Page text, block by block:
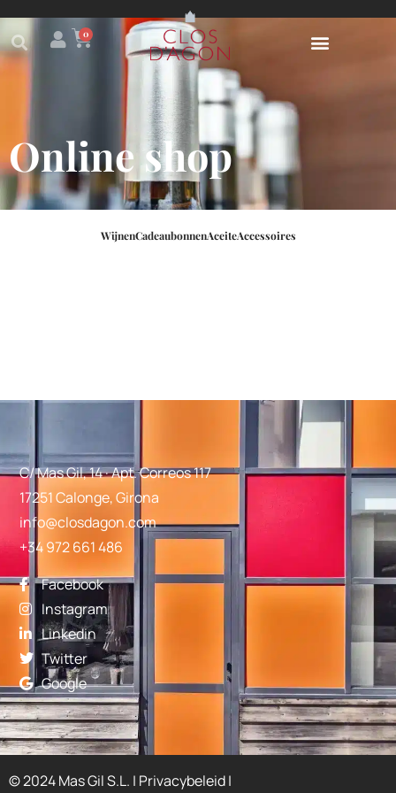
0
Online shop
WijnenCadeaubonnenAceiteAccessoires
C/ Mas Gil, 14 · Apt. Correos 117
17251 Calonge, Girona
info@closdagon.com
+34 972 661 486
Facebook
Instagram
Linkedin
Twitter
Google
© 2024 Mas Gil S.L. | Privacybeleid|